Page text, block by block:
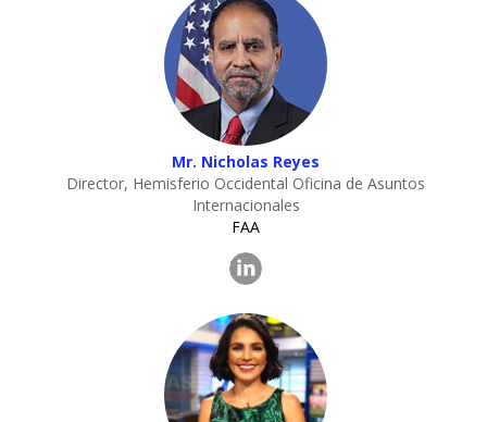
Mr. Nicholas Reyes
Director, Hemisferio Occidental Oficina de Asuntos
Internacionales
FAA